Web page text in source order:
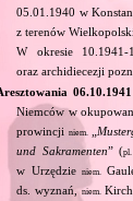
05.01.1940 w
z terenów
W okresie
oraz archidiecezji
Niemców w
prowincji niem.
und Sakramenten” (pl.
w Urzędzie niem.
ds. wyznań,niem.